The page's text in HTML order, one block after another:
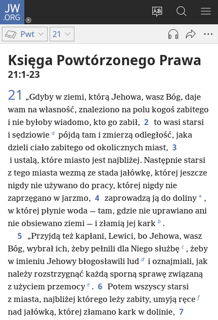
JW.ORG
Wybór
języka
Logowanie
(opens
window)
Szukaj
na
JW.ORG
Pwt 21
Księga Powtórzonego Prawa
21:1-23
21 „Gdyby w ziemi, którą Jehowa, wasz Bóg, daje
wam na własność, znaleziono na polu kogoś zabitego
i nie byłoby wiadomo, kto go zabił, 2 to wasi starsi
i sędziowie a pójdą tam i zmierzą odległość, jaka
dzieli ciało zabitego od okolicznych miast, 3
i ustalą, które miasto jest najbliżej. Następnie starsi
z tego miasta wezmą ze stada jałówkę, której jeszcze
nigdy nie używano do pracy, której nigdy nie
zaprzęgano w jarzmo, 4 zaprowadzą ją do doliny * ,
w której płynie woda — tam, gdzie nie uprawiano ani
nie obsiewano ziemi — i złamią jej kark b .
5
„Przyjdą też kapłani, Lewici, bo Jehowa, wasz
Bóg, wybrał ich, żeby pełnili dla Niego służbę c , żeby
w imieniu Jehowy błogosławili lud d i oznajmiali, jak
należy rozstrzygnąć każdą sporną sprawę związaną
z użyciem przemocy e . 6 Potem wszyscy starsi
z miasta, najbliżej którego leży zabity, umyją ręce f
nad jałówką, której złamano kark w dolinie, 7